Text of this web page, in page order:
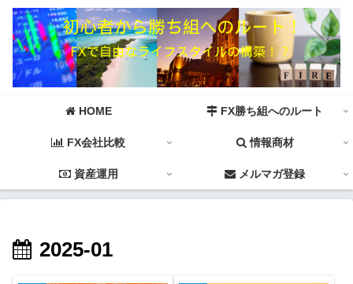
HOME FX勝ち組へのルート
FX会社比較 情報商材
資産運用 メルマガ登録
2025-01